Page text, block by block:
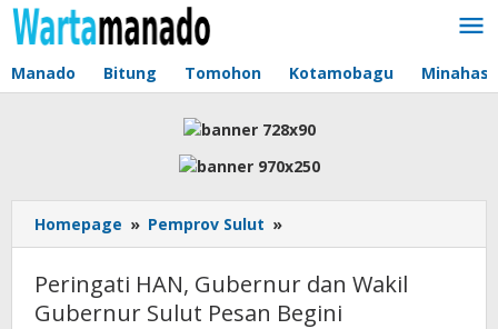
Lewati
ke
Manado Bitung Tomohon Kotamobagu Minahasa
Homepage » Pemprov Sulut »
HAN,
dan
Wakil
Peringati HAN, Gubernur dan Wakil
Gubernur Sulut Pesan Begini